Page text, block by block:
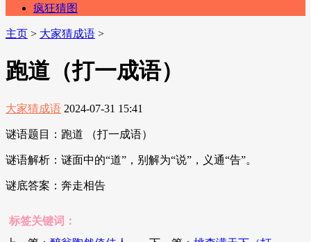
疯狂猜图
主页 > 大家猜成语 >
跑道（打一成语）
大家猜成语 2024-07-31 15:41
谜语题目：跑道 （打一成语）
谜语解析：谜面中的“道”，别解为“说”，义通“告”。
谜底答案：奔走相告
标签关键词：